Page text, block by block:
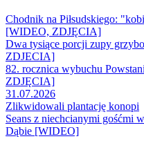
Chodnik na Piłsudskiego:
[WIDEO, ZDJĘCIA]
Dwa tysiące porcji zupy
ZDJECIA]
82. rocznica wybuchu
ZDJĘCIA]
31.07.2026
Zlikwidowali plantację konopi
Seans z niechcianymi gośćmi
Dąbie [WIDEO]